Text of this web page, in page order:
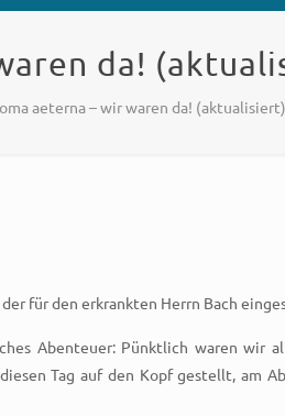
da!
aeterna – wir waren da! (aktualisiert)
für den erkrankten Herrn Bach
Abenteuer: Pünktlich waren wir
Tag auf den Kopf gestellt, am